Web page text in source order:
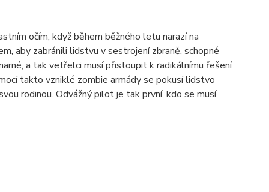
očím, když během běžného letu narazí na
aby zabránili lidstvu v sestrojení zbraně, schopné
a tak vetřelci musí přistoupit k radikálnímu řešení
takto vzniklé zombie armády se pokusí lidstvo
rodinou. Odvážný pilot je tak první, kdo se musí